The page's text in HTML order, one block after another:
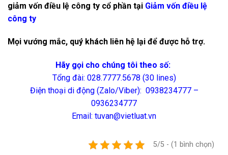
giảm vốn điều lệ công ty cổ phần tại Giảm vốn điều lệ
công ty
Mọi vướng mắc, quý khách liên hệ lại để được hỗ trợ.
Hãy gọi cho chúng tôi theo số:
Tổng đài: 028.7777.5678 (30 lines)
Điện thoại di động (Zalo/Viber): 0938234777 –
0936234777
Email: tuvan@vietluat.vn
5/5 - (1 bình chọn)